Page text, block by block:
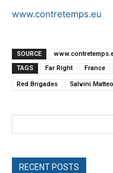
www.contretemps.eu
SOURCE
TAGS
Far Right France
Red Brigades Salvini Matteo
RECENT POSTS